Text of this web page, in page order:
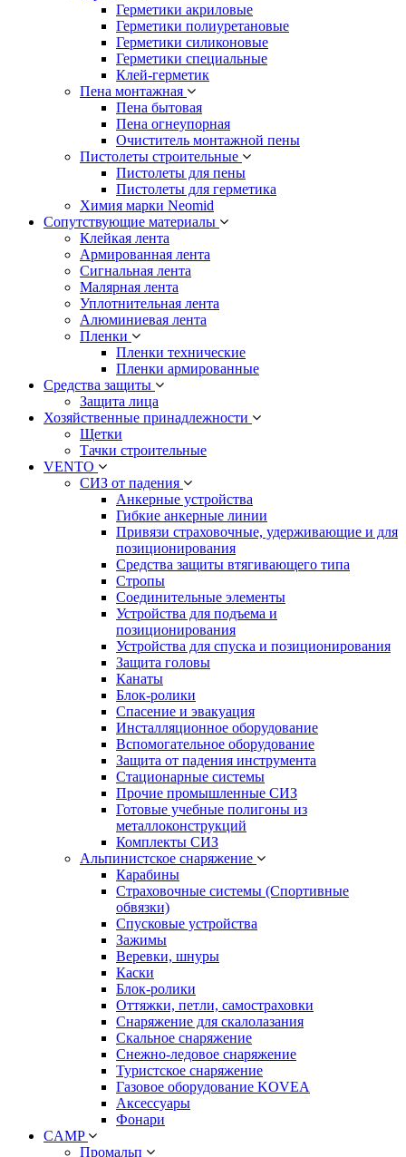
Герметики акриловые
Герметики полиуретановые
Герметики силиконовые
Герметики специальные
Клей-герметик
Пена монтажная
Пена бытовая
Пена огнеупорная
Очиститель монтажной пены
Пистолеты строительные
Пистолеты для пены
Пистолеты для герметика
Химия марки Neomid
Сопутствующие материалы
Клейкая лента
Армированная лента
Сигнальная лента
Малярная лента
Уплотнительная лента
Алюминиевая лента
Пленки
Пленки технические
Пленки армированные
Средства защиты
Защита лица
Хозяйственные принадлежности
Щетки
Тачки строительные
VENTO
СИЗ от падения
Анкерные устройства
Гибкие анкерные линии
Привязи страховочные, удерживающие и для
позиционирования
Средства защиты втягивающего типа
Стропы
Соединительные элементы
Устройства для подъема и
позиционирования
Устройства для спуска и позиционирования
Защита головы
Канаты
Блок-ролики
Спасение и эвакуация
Инсталляционное оборудование
Вспомогательное оборудование
Защита от падения инструмента
Стационарные системы
Прочие промышленные СИЗ
Готовые учебные полигоны из
металлоконструкций
Комплекты СИЗ
Альпинистское снаряжение
Карабины
Страховочные системы (Спортивные
обвязки)
Спусковые устройства
Зажимы
Веревки, шнуры
Каски
Блок-ролики
Оттяжки, петли, самостраховки
Снаряжение для скалолазания
Скальное снаряжение
Снежно-ледовое снаряжение
Туристское снаряжение
Газовое оборудование KOVEA
Аксессуары
Фонари
CAMP
Промальп